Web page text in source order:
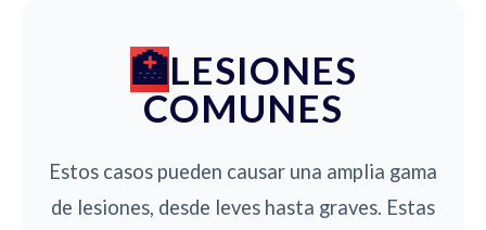
LESIONES
COMUNES
Estos casos pueden causar una amplia gama
de lesiones, desde leves hasta graves. Estas